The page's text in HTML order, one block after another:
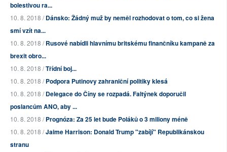
bolestivou ra...
10. 8. 2018 /Dánsko: Žádný muž by neměl rozhodovat o tom, co si žena
smí vzít na...
10. 8. 2018 /Rusové nabídli hlavnímu britskému finančníku kampaně za
brexit obro...
10. 8. 2018 /Třídní boj...
10. 8. 2018 /Podpora Putinovy zahraniční politiky klesá
10. 8. 2018 /Delegace do Číny se rozpadá. Faltýnek doporučil
poslancům ANO, aby ...
10. 8. 2018 /Prognóza: Za 25 let bude Poláků o 3 miliony méně
10. 8. 2018 /Jaime Harrison: Donald Trump "zabíjí" Republikánskou
stranu